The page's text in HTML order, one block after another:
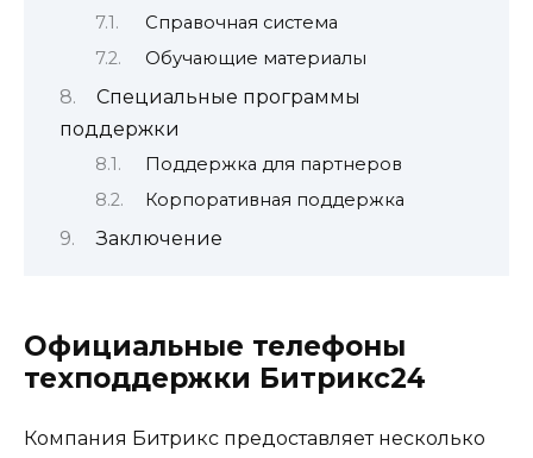
Справочная система
Обучающие материалы
Специальные программы
поддержки
Поддержка для партнеров
Корпоративная поддержка
Заключение
Официальные телефоны
техподдержки Битрикс24
Компания Битрикс предоставляет несколько